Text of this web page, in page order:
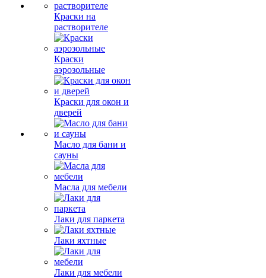
Краски на
растворителе
Краски
аэрозольные
Краски для окон и
дверей
Масло для бани и
сауны
Масла для мебели
Лаки для паркета
Лаки яхтные
Лаки для мебели